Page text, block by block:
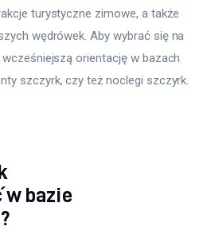
turystyczne zimowe, a także
wędrówek. Aby wybrać się na
orientację w bazach
szczyrk, czy też noclegi szczyrk.
w bazie